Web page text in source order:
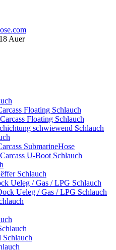
Auer
Floating Schlauch
Floating Schlauch
schwiewend Schlauch
SubmarineHose
U-Boot Schlauch
Schlauch
Ueleg / Gas / LPG Schlauch
Ueleg / Gas / LPG Schlauch
Schlauch